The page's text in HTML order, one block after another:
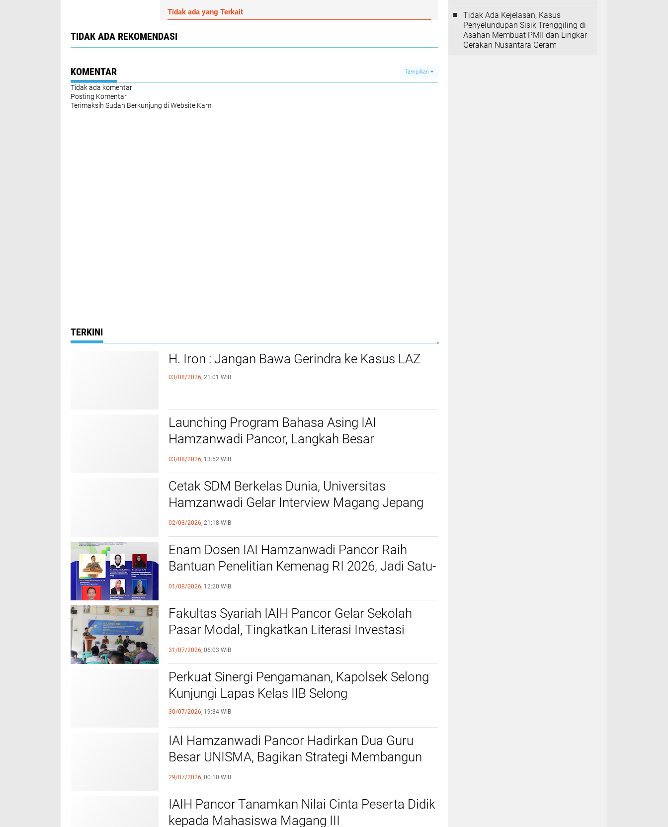
Tidak ada yang Terkait
TIDAK ADA REKOMENDASI
KOMENTAR Tampilkan
Tidak ada komentar:
Posting Komentar
Terimaksih Sudah Berkunjung di Website Kami
TERKINI
H. Iron : Jangan Bawa Gerindra ke Kasus LAZ
03/08/2026, 21:01 WIB
Launching Program Bahasa Asing IAI
Hamzanwadi Pancor, Langkah Besar
Menumbuhkan Generasi Pecinta Bahasa Arab
03/08/2026, 13:52 WIB
Cetak SDM Berkelas Dunia, Universitas
Hamzanwadi Gelar Interview Magang Jepang
Batch #2
02/08/2026, 21:18 WIB
Enam Dosen IAI Hamzanwadi Pancor Raih
Bantuan Penelitian Kemenag RI 2026, Jadi Satu-
satunya PTKIS NTB yang Lolos Secara
Institusional
01/08/2026, 12:20 WIB
Fakultas Syariah IAIH Pancor Gelar Sekolah
Pasar Modal, Tingkatkan Literasi Investasi
Syariah Mahasiswa
31/07/2026, 06:03 WIB
Perkuat Sinergi Pengamanan, Kapolsek Selong
Kunjungi Lapas Kelas IIB Selong
30/07/2026, 19:34 WIB
IAI Hamzanwadi Pancor Hadirkan Dua Guru
Besar UNISMA, Bagikan Strategi Membangun
PTKIS Berdampak
29/07/2026, 00:10 WIB
IAIH Pancor Tanamkan Nilai Cinta Peserta Didik
kepada Mahasiswa Magang III
Tidak Ada Kejelasan, Kasus
Penyelundupan Sisik Trenggiling di
Asahan Membuat PMII dan Lingkar
Gerakan Nusantara Geram